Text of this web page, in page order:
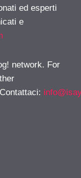
ed esperti
e
network. For
: